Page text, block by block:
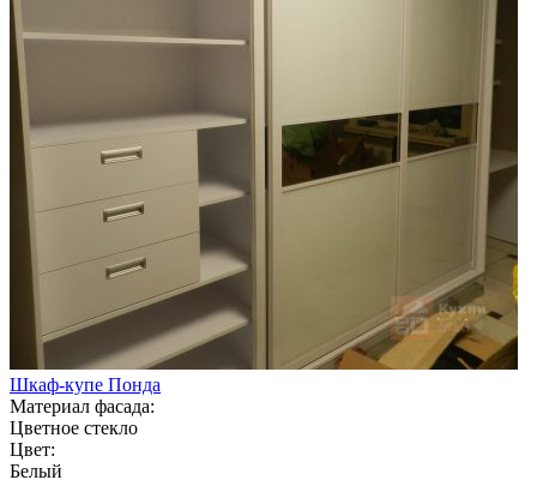
Шкаф-купе Понда
Материал фасада:
Цветное стекло
Цвет:
Белый